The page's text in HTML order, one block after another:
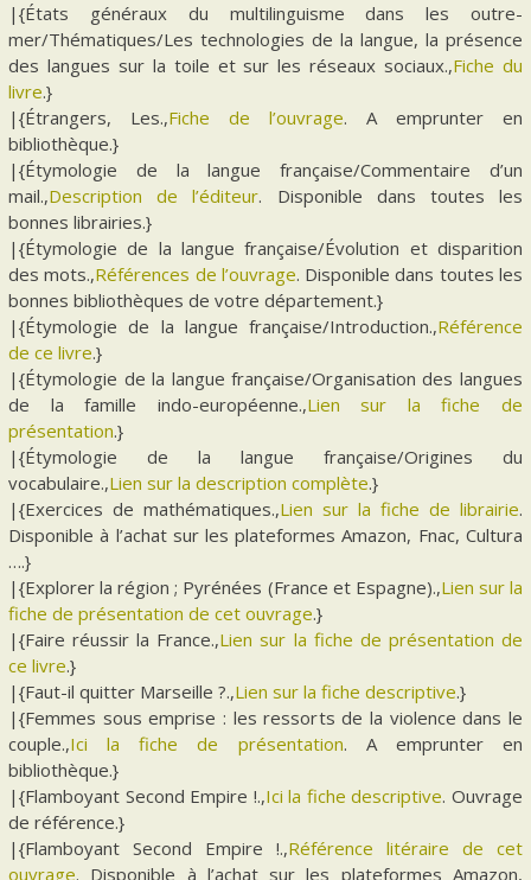
|{États généraux du multilinguisme dans les outre-
mer/Thématiques/Les technologies de la langue, la présence
des langues sur la toile et sur les réseaux sociaux.,Fiche du
livre.}
|{Étrangers, Les.,Fiche de l’ouvrage. A emprunter en
bibliothèque.}
|{Étymologie de la langue française/Commentaire d’un
mail.,Description de l’éditeur. Disponible dans toutes les
bonnes librairies.}
|{Étymologie de la langue française/Évolution et disparition
des mots.,Références de l’ouvrage. Disponible dans toutes les
bonnes bibliothèques de votre département.}
|{Étymologie de la langue française/Introduction.,Référence
de ce livre.}
|{Étymologie de la langue française/Organisation des langues
de la famille indo-européenne.,Lien sur la fiche de
présentation.}
|{Étymologie de la langue française/Origines du
vocabulaire.,Lien sur la description complète.}
|{Exercices de mathématiques.,Lien sur la fiche de librairie.
Disponible à l’achat sur les plateformes Amazon, Fnac, Cultura
….}
|{Explorer la région ; Pyrénées (France et Espagne).,Lien sur la
fiche de présentation de cet ouvrage.}
|{Faire réussir la France.,Lien sur la fiche de présentation de
ce livre.}
|{Faut-il quitter Marseille ?.,Lien sur la fiche descriptive.}
|{Femmes sous emprise : les ressorts de la violence dans le
couple.,Ici la fiche de présentation. A emprunter en
bibliothèque.}
|{Flamboyant Second Empire !.,Ici la fiche descriptive. Ouvrage
de référence.}
|{Flamboyant Second Empire !.,Référence litéraire de cet
ouvrage. Disponible à l’achat sur les plateformes Amazon,